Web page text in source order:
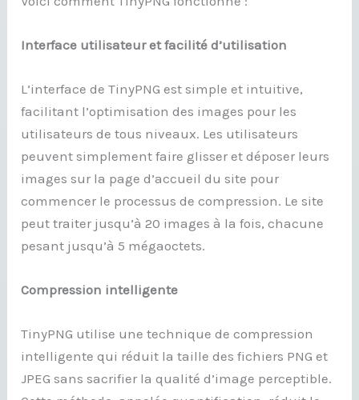
Interface utilisateur et facilité d’utilisation
L’interface de TinyPNG est simple et intuitive,
facilitant l’optimisation des images pour les
utilisateurs de tous niveaux. Les utilisateurs
peuvent simplement faire glisser et déposer leurs
images sur la page d’accueil du site pour
commencer le processus de compression. Le site
peut traiter jusqu’à 20 images à la fois, chacune
pesant jusqu’à 5 mégaoctets.
Compression intelligente
TinyPNG utilise une technique de compression
intelligente qui réduit la taille des fichiers PNG et
JPEG sans sacrifier la qualité d’image perceptible.